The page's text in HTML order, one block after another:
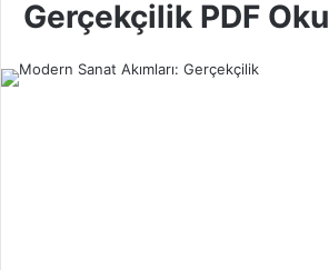
Gerçekçilik PDF Oku